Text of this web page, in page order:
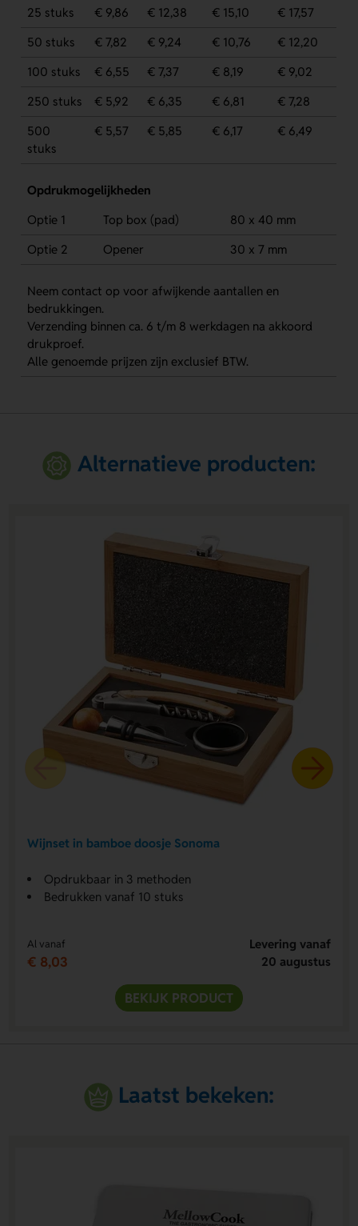
25 stuks € 9,86 € 12,38 € 15,10
€ 17,57
50 stuks
€ 7,82 € 9,24 € 10,76
€ 12,20
100 stuks
€ 6,55 € 7,37 € 8,19
€ 9,02
250 stuks
€ 5,92 € 6,35 € 6,81
€ 7,28
500
stuks
€ 5,57 € 5,85 € 6,17 € 6,49
Opdrukmogelijkheden
Optie 1
Top box (pad)
80 x 40 mm
Optie 2
Opener 30 x 7 mm
Neem contact op voor afwijkende aantallen en
bedrukkingen.
Verzending binnen ca. 6 t/m 8 werkdagen na akkoord
drukproef.
Alle genoemde prijzen zijn exclusief BTW.
Alternatieve producten:
Wijnset in bamboe doosje Sonoma
Opdrukbaar in 3 methoden
Bedrukken vanaf 10 stuks
Al vanaf
€ 8,03
Levering vanaf
20 augustus
BEKIJK PRODUCT
Laatst bekeken: